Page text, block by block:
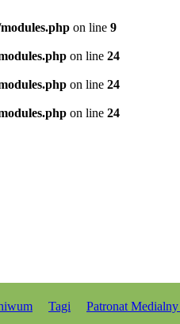
on line 9
on line 24
on line 24
on line 24
Tagi
Patronat